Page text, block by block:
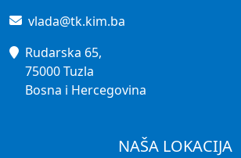
vlada@tk.kim.ba
Rudarska 65,
75000 Tuzla
Bosna i Hercegovina
NAŠA LOKACIJA